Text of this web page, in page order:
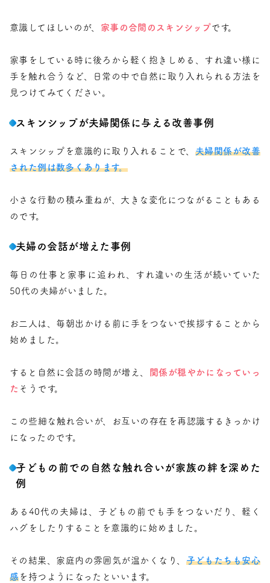
意識してほしいのが、 家事の合間のスキンシップです。
家事をしている時に後ろから軽く抱きしめる、すれ違い様に
手を触れ合うなど、日常の中で自然に取り入れられる方法を
見つけてみてください。
スキンシップが夫婦関係に与える改善事例
スキンシップを意識的に取り入れることで、 夫婦関係が改善
された例は数多くあります。
小さな行動の積み重ねが、大きな変化につながることもある
のです。
夫婦の会話が増えた事例
毎日の仕事と家事に追われ、すれ違いの生活が続いていた
50代の夫婦がいました。
お二人は、毎朝出かける前に手をつないで挨拶することから
始めました。
すると自然に会話の時間が増え、
関係が穏やかになっていっ
た そうです。
この些細な触れ合いが、お互いの存在を再認識するきっかけ
になったのです。
子どもの前での自然な触れ合いが家族の絆を深めた
例
ある40代の夫婦は、子どもの前でも手をつないだり、軽く
ハグをしたりすることを意識的に始めました。
その結果、家庭内の雰囲気が温かくなり、 子どもたちも安心
感 を持つようになったといいます。